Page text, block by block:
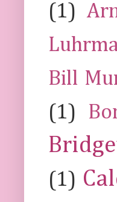
(1)
Bill
(1)
(1)